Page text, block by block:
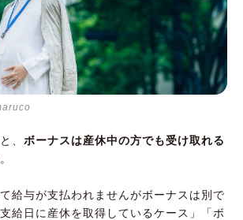
、 ボーナスは産休中の方でも受け取れる
。
給与が支払われませんがボーナスは別で
給日に産休を取得しているケース」「ボ